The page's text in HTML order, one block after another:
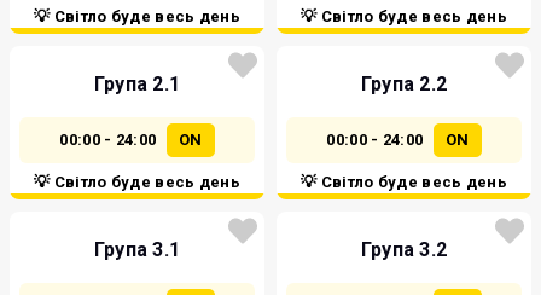
💡 Світло буде весь день 💡 Світло буде весь день
Група 2.1
00:00 - 24:00 ON
💡 Світло буде весь день
Група 2.2
00:00 - 24:00 ON
💡 Світло буде весь день
Група 3.1 Група 3.2